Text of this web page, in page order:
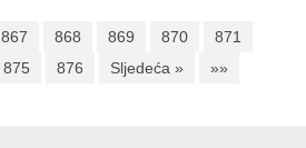
867 868 869 870
871
875 876 Sljedeća » »»